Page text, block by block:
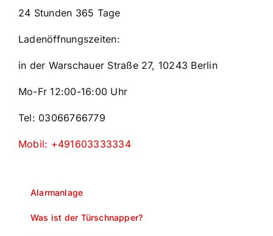
24 Stunden 365 Tage
Ladenöffnungszeiten:
in der Warschauer Straße 27, 10243 Berlin
Mo-Fr 12:00-16:00 Uhr
Tel: 03066766779
Mobil: +491603333334
Alarmanlage
Was ist der Türschnapper?